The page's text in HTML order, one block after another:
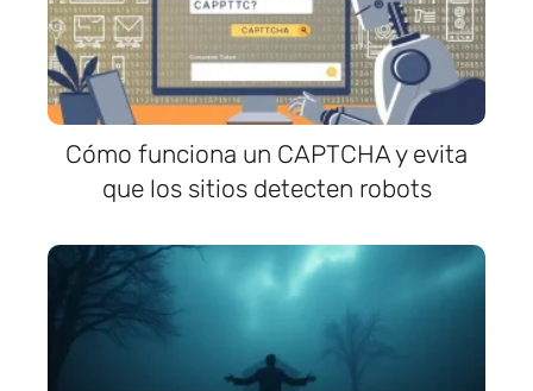
Cómo funciona un CAPTCHA y evita
que los sitios detecten robots